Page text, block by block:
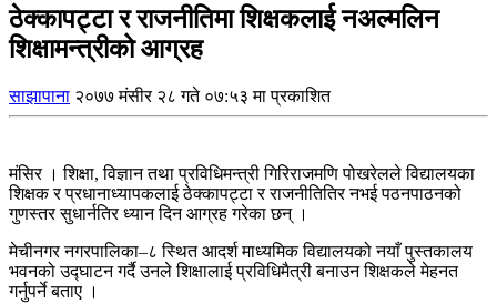
ठेक्कापट्टा र राजनीतिमा शिक्षकलाई नअल्मलिन
शिक्षामन्त्रीको आग्रह
साझापाना २०७७ मंसीर २८ गते ०७:५३ मा प्रकाशित
मंसिर । शिक्षा, विज्ञान तथा प्रविधिमन्त्री गिरिराजमणि पोखरेलले विद्यालयका
शिक्षक र प्रधानाध्यापकलाई ठेक्कापट्टा र राजनीतितिर नभई पठनपाठनको
गुणस्तर सुधार्नतिर ध्यान दिन आग्रह गरेका छन् ।
मेचीनगर नगरपालिका–८ स्थित आदर्श माध्यमिक विद्यालयको नयाँ पुस्तकालय
भवनको उद्घाटन गर्दै उनले शिक्षालाई प्रविधिमैत्री बनाउन शिक्षकले मेहनत
गर्नुपर्ने बताए ।